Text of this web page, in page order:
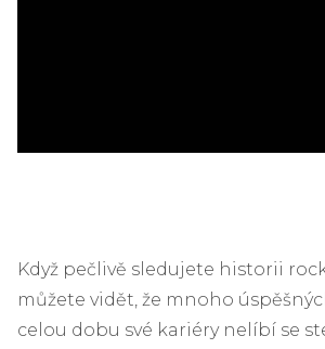
Když pečlivě sledujete historii
můžete vidět, že mnoho
celou dobu své kariéry nelíbí se